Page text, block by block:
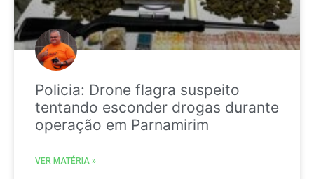
Policia: Drone flagra suspeito
tentando esconder drogas durante
operação em Parnamirim
VER MATÉRIA »